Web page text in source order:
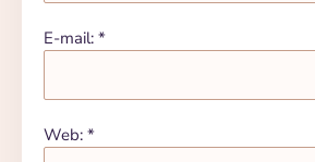
E-mail: *
Web: *